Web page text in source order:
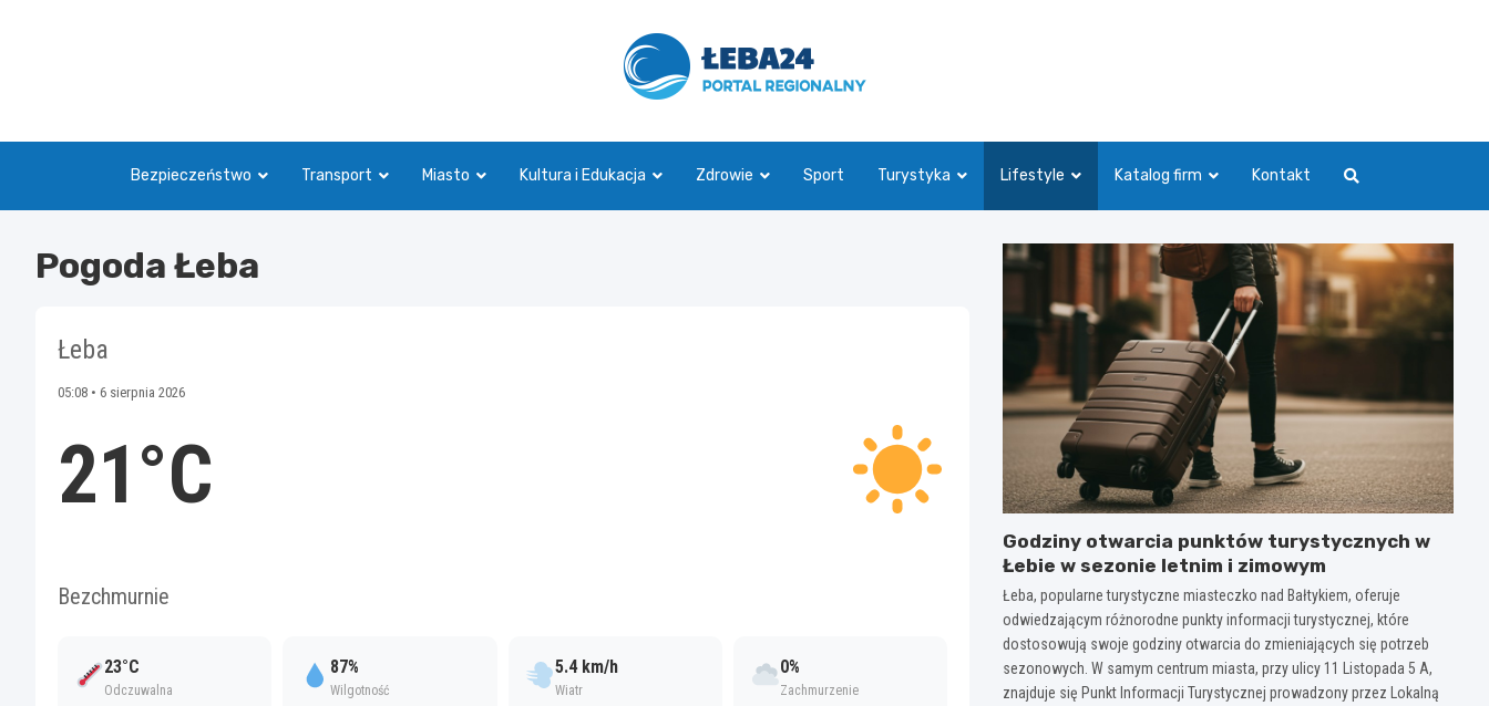
leba24.pl
Bezpieczeństwo Transport Miasto Kultura i Edukacja Zdrowie Sport Turystyka Lifestyle Katalog firm Kontakt
Pogoda Łeba
Łeba
05:08 • 6 sierpnia 2026
21°C
Bezchmurnie
23°C
Odczuwalna
87%
Wilgotność
5.4 km/h
Wiatr
0%
Zachmurzenie
Godziny otwarcia punktów turystycznych w
Łebie w sezonie letnim i zimowym
Łeba, popularne turystyczne miasteczko nad Bałtykiem, oferuje
odwiedzającym różnorodne punkty informacji turystycznej, które
dostosowują swoje godziny otwarcia do zmieniających się potrzeb
sezonowych. W samym centrum miasta, przy ulicy 11 Listopada 5 A,
znajduje się Punkt Informacji Turystycznej prowadzony przez Lokalną